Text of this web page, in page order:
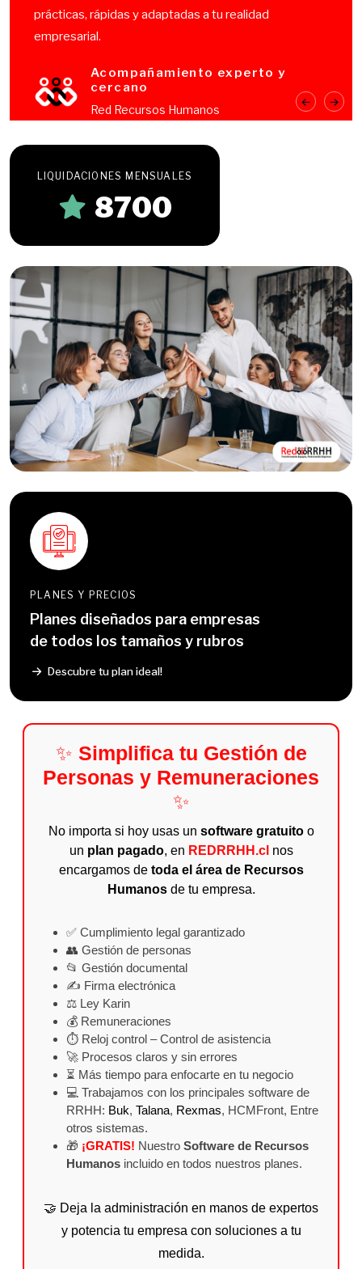
prácticas, rápidas y adaptadas a tu realidad
empresarial.
Acompañamiento experto y
cercano
Red Recursos Humanos
LIQUIDACIONES MENSUALES
8700
PLANES Y PRECIOS
Planes diseñados para empresas
✨Simplifica tu Gestión de
Personas y Remuneraciones
✨
No importa si hoy usas unsoftware gratuito
unplan pagado, enREDRRHH.clnos
encargamos detoda el área de Recursos
✅ Cumplimiento legal garantizado
👥 Gestión de personas
📂 Gestión documental
✍️ Firma electrónica
⚖️ Ley Karin
💰 Remuneraciones
⏱️ Reloj control – Control de asistencia
🚀 Procesos claros y sin errores
⏳ Más tiempo para enfocarte en tu negocio
💻 Trabajamos con los principales software de
RRHH:Buk,Talana
otros sistemas.
🎁¡GRATIS!Nuestro Software de Recursos
🤝 Deja la administración en manos de expertos
y potencia tu empresa con soluciones a tu